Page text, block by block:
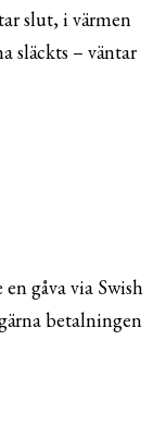
slut, i värmen
släckts – väntar
gåva via Swish
betalningen